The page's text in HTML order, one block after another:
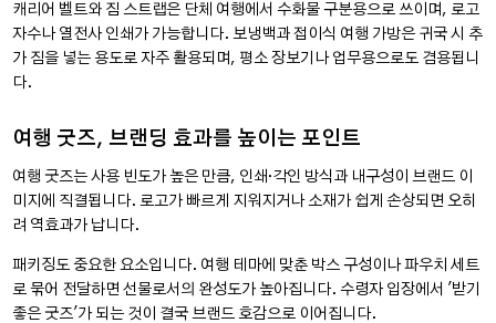
캐리어 벨트와 짐 스트랩은 단체 여행에서 수화물 구분용으로 쓰이며, 로고
자수나 열전사 인쇄가 가능합니다. 보냉백과 접이식 여행 가방은 귀국 시 추
가 짐을 넣는 용도로 자주 활용되며, 평소 장보기나 업무용으로도 겸용됩니
다.
여행 굿즈, 브랜딩 효과를 높이는 포인트
여행 굿즈는 사용 빈도가 높은 만큼, 인쇄·각인 방식과 내구성이 브랜드 이
미지에 직결됩니다. 로고가 빠르게 지워지거나 소재가 쉽게 손상되면 오히
려 역효과가 납니다.
패키징도 중요한 요소입니다. 여행 테마에 맞춘 박스 구성이나 파우치 세트
로 묶어 전달하면 선물로서의 완성도가 높아집니다. 수령자 입장에서 '받기
좋은 굿즈'가 되는 것이 결국 브랜드 호감으로 이어집니다.